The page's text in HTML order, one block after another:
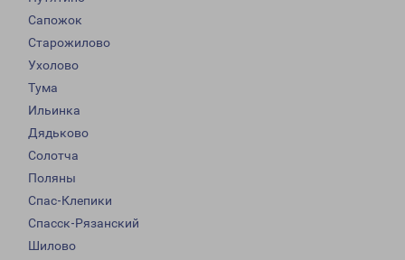
Сапожок
Старожилово
Ухолово
Тума
Ильинка
Дядьково
Солотча
Поляны
Спас-Клепики
Спасск-Рязанский
Шилово